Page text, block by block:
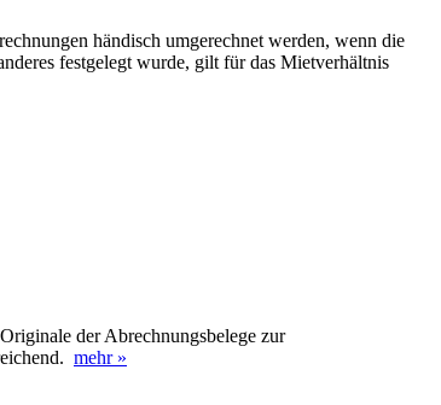
händisch umgerechnet werden, wenn die
festgelegt wurde, gilt für das Mietverhältnis
der Abrechnungsbelege zur
mehr »